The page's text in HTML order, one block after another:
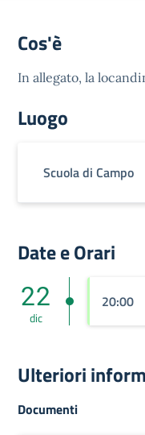
Cos'è
In allegato, la
Luogo
Scuola di Campo
Date e Orari
22
dic
20:00
Ulteriori
Documenti